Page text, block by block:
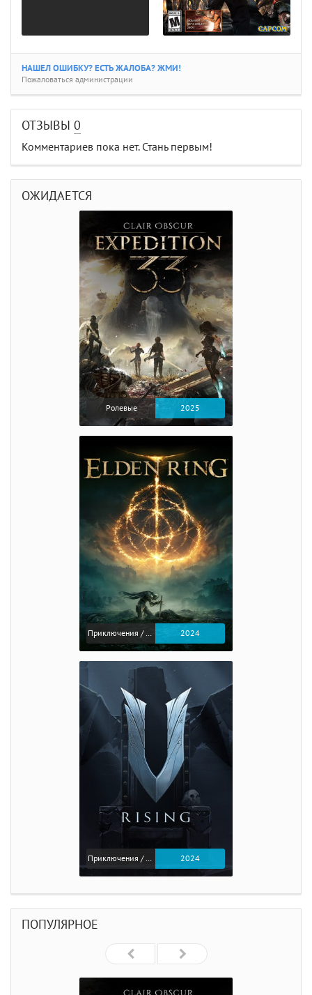
НАШЕЛ ОШИБКУ? ЕСТЬ ЖАЛОБА? ЖМИ!
Пожаловаться администрации
ОТЗЫВЫ 0
Комментариев пока нет. Стань первым!
ОЖИДАЕТСЯ
Ролевые 2025
2024
2024
ПОПУЛЯРНОЕ